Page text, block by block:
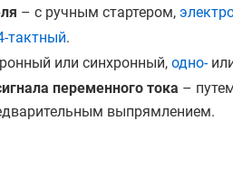
– с ручным стартером,
тактный.
или синхронный, одно-
переменного тока –
выпрямлением.